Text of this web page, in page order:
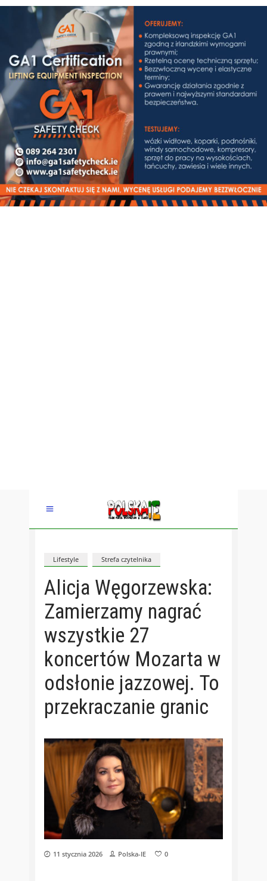
Lifestyle Strefa czytelnika
Alicja Węgorzewska:
Zamierzamy nagrać
wszystkie 27
koncertów Mozarta w
odsłonie jazzowej. To
przekraczanie granic
11 stycznia 2026 Polska-IE 0